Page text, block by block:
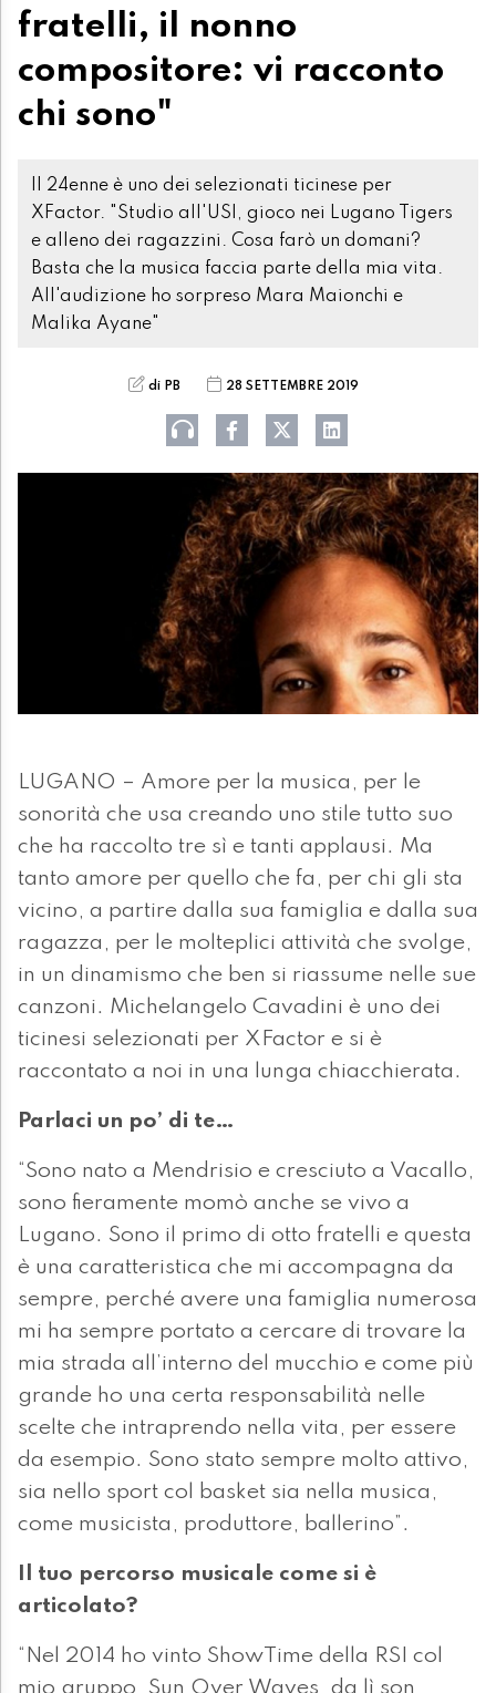
fratelli, il nonno
compositore: vi racconto
chi sono"
Il 24enne è uno dei selezionati ticinese per
XFactor. "Studio all'USI, gioco nei Lugano Tigers
e alleno dei ragazzini. Cosa farò un domani?
Basta che la musica faccia parte della mia vita.
All'audizione ho sorpreso Mara Maionchi e
Malika Ayane"
di PB 28 SETTEMBRE 2019
LUGANO – Amore per la musica, per le
sonorità che usa creando uno stile tutto suo
che ha raccolto tre sì e tanti applausi. Ma
tanto amore per quello che fa, per chi gli sta
vicino, a partire dalla sua famiglia e dalla sua
ragazza, per le molteplici attività che svolge,
in un dinamismo che ben si riassume nelle sue
canzoni. Michelangelo Cavadini è uno dei
ticinesi selezionati per XFactor e si è
raccontato a noi in una lunga chiacchierata.
Parlaci un po’ di te…
“Sono nato a Mendrisio e cresciuto a Vacallo,
sono fieramente momò anche se vivo a
Lugano. Sono il primo di otto fratelli e questa
è una caratteristica che mi accompagna da
sempre, perché avere una famiglia numerosa
mi ha sempre portato a cercare di trovare la
mia strada all’interno del mucchio e come più
grande ho una certa responsabilità nelle
scelte che intraprendo nella vita, per essere
da esempio. Sono stato sempre molto attivo,
sia nello sport col basket sia nella musica,
come musicista, produttore, ballerino”.
Il tuo percorso musicale come si è
articolato?
“Nel 2014 ho vinto ShowTime della RSI col